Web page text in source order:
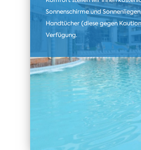
Sonnenschirme und
Handtücher (diese gegen
Verfügung.